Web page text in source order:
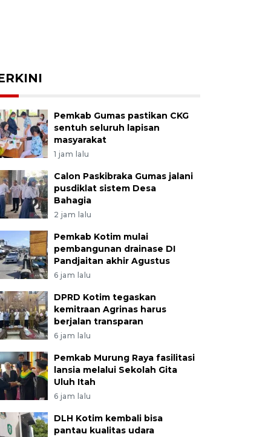
Pemkab Gumas pastikan CKG
sentuh seluruh lapisan
masyarakat
1 jam lalu
Calon Paskibraka Gumas jalani
pusdiklat sistem Desa
Bahagia
2 jam lalu
Pemkab Kotim mulai
pembangunan drainase DI
Pandjaitan akhir Agustus
6 jam lalu
DPRD Kotim tegaskan
kemitraan Agrinas harus
berjalan transparan
6 jam lalu
Pemkab Murung Raya fasilitasi
lansia melalui Sekolah Gita
Uluh Itah
6 jam lalu
DLH Kotim kembali bisa
pantau kualitas udara